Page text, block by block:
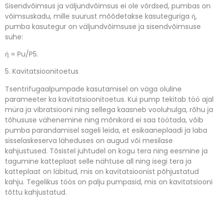
Sisendvõimsus ja väljundvõimsus ei ole võrdsed, pumbas on
võimsuskadu, mille suurust mõõdetakse kasuteguriga ή,
pumba kasutegur on väljundvõimsuse ja sisendvõimsuse
suhe:
ή = Pu/P5.
5. Kavitatsioonitoetus
Tsentrifugaalpumpade kasutamisel on väga oluline
parameeter ka kavitatsioonitoetus. Kui pump tekitab töö ajal
müra ja vibratsiooni ning sellega kaasneb vooluhulga, rõhu ja
tõhususe vähenemine ning mõnikord ei saa töötada, võib
pumba parandamisel sageli leida, et esikaaneplaadi ja laba
sisselaskeserva läheduses on augud või mesilase
kahjustused. Tõsistel juhtudel on kogu tera ning eesmine ja
tagumine katteplaat selle nähtuse all ning isegi tera ja
katteplaat on läbitud, mis on kavitatsioonist põhjustatud
kahju. Tegelikus töös on palju pumpasid, mis on kavitatsiooni
tõttu kahjustatud.